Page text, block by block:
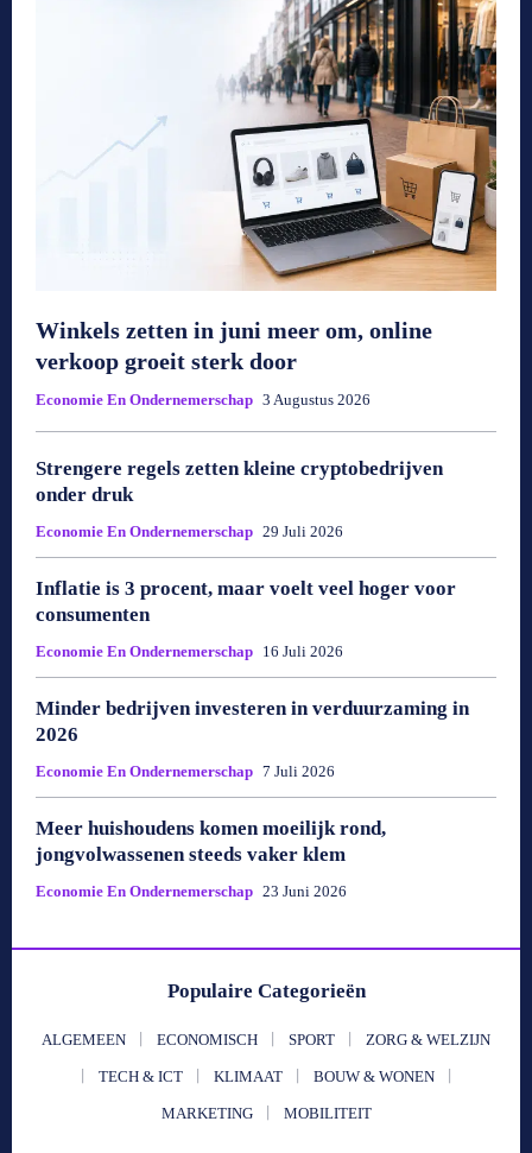
Winkels zetten in juni meer om, online
verkoop groeit sterk door
Economie En Ondernemerschap 3 Augustus 2026
Strengere regels zetten kleine cryptobedrijven
onder druk
Economie En Ondernemerschap 29 Juli 2026
Inflatie is 3 procent, maar voelt veel hoger voor
consumenten
Economie En Ondernemerschap 16 Juli 2026
Minder bedrijven investeren in verduurzaming in
2026
Economie En Ondernemerschap 7 Juli 2026
Meer huishoudens komen moeilijk rond,
jongvolwassenen steeds vaker klem
Economie En Ondernemerschap 23 Juni 2026
Populaire Categorieën
ALGEMEEN ECONOMISCH SPORT ZORG & WELZIJN
TECH & ICT KLIMAAT BOUW & WONEN
MARKETING MOBILITEIT